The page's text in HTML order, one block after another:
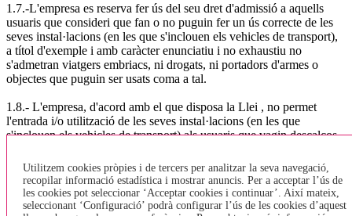
1.7.-L'empresa es reserva fer ús del seu dret d'admissió a aquells
usuaris que consideri que fan o no puguin fer un ús correcte de les
seves instal·lacions (en les que s'inclouen els vehicles de transport),
a títol d'exemple i amb caràcter enunciatiu i no exhaustiu no
s'admetran viatgers embriacs, ni drogats, ni portadors d'armes o
objectes que puguin ser usats coma a tal.
1.8.- L'empresa, d'acord amb el que disposa la Llei , no permet
l'entrada i/o utilització de les seves instal·lacions (en les que
s'inclouen els vehicles de transport) als usuaris que vagin descalços,
banyadors mullats, o de qualsevol altra manera contrària a les bones
costums i a l'ordre públic.
1.9.-L'empresa informa als usuaris/es que no es permesa l'entrada a
Utilitzem cookies pròpies i de tercers per analitzar la seva navegació,
recopilar informació estadística i mostrar anuncis. Per a acceptar l’ús de
les cookies pot seleccionar ‘Acceptar cookies i continuar’. Així mateix,
seleccionant ‘Configuració’ podrà configurar l’ús de les cookies d’aquest